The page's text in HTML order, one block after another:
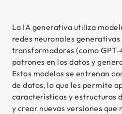
La IA generativa utiliza
redes neuronales generativas
transformadores (como
patrones en los datos y
Estos modelos se entrenan
de datos, lo que les permite
características y estructuras
y crear nuevas versiones que